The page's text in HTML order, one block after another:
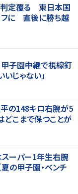
判定覆る 東日本国
に 直後に勝ち越
子園中継で視線釘
じゃない」
の148キロ右腕が5
どこまで保つことが
ーパー1年生右腕
の甲子園・ベンチ